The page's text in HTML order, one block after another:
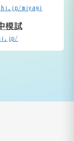
miyagi
模試